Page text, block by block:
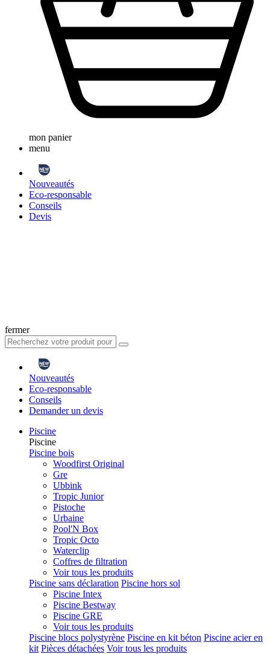
mon panier
menu
Nouveautés
Eco-responsable
Conseils
Devis
fermer
Nouveautés
Eco-responsable
Conseils
Demander un devis
Piscine
Piscine
Piscine bois
Woodfirst Original
Gre
Ubbink
Tropic Junior
Pistoche
Urbaine
Pool'N Box
Tropic Octo
Waterclip
Coffres de filtration
Voir tous les produits
Piscine sans déclaration Piscine hors sol
Piscine Intex
Piscine Bestway
Piscine GRE
Voir tous les produits
Piscine blocs polystyrène Piscine en kit béton Piscine acier en
kit Pièces détachées Voir tous les produits